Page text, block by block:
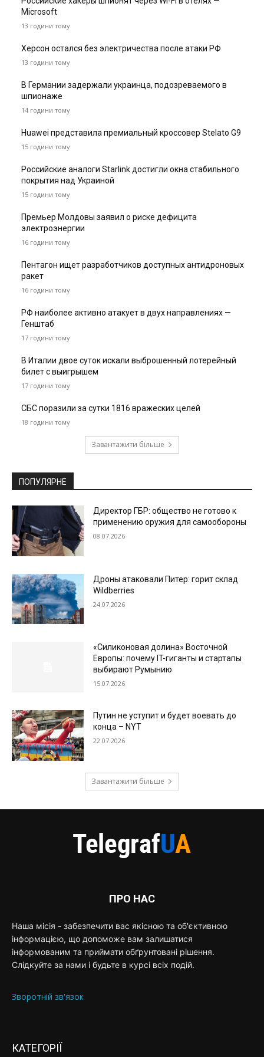
Microsoft
13 години тому
Херсон остался без электричества после атаки РФ
13 години тому
В Германии задержали украинца, подозреваемого в
шпионаже
14 години тому
Huawei представила премиальный кроссовер Stelato G9
15 години тому
Российские аналоги Starlink достигли окна стабильного
покрытия над Украиной
15 години тому
Премьер Молдовы заявил о риске дефицита
электроэнергии
16 години тому
Пентагон ищет разработчиков доступных антидроновых
ракет
16 години тому
РФ наиболее активно атакует в двух направлениях —
Генштаб
17 години тому
В Италии двое суток искали выброшенный лотерейный
билет с выигрышем
17 години тому
СБС поразили за сутки 1816 вражеских целей
18 години тому
Завантажити більше
ПОПУЛЯРНЕ
Директор ГБР: общество не готово к
применению оружия для самообороны
08.07.2026
Дроны атаковали Питер: горит склад
Wildberries
24.07.2026
«Силиконовая долина» Восточной
Европы: почему IT-гиганты и стартапы
выбирают Румынию
15.07.2026
Путин не уступит и будет воевать до
конца – NYT
22.07.2026
Завантажити більше
ПРО НАС
Наша місія - забезпечити вас якісною та об'єктивною
інформацією, що допоможе вам залишатися
інформованим та приймати обґрунтовані рішення.
Слідкуйте за нами і будьте в курсі всіх подій.
Зворотній зв'язок
КАТЕГОРІЇ